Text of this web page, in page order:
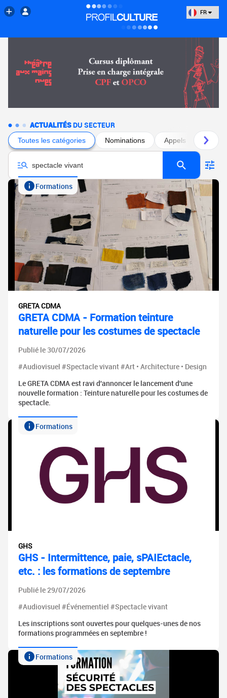
FR
ACTUALITÉS DU SECTEUR
Toutes les catégories Nominations Appels à projets
Formations
GRETA CDMA
GRETA CDMA - Formation teinture
naturelle pour les costumes de spectacle
Publié le 30/07/2026
#Audiovisuel #Spectacle vivant #Art • Architecture • Design
Le GRETA CDMA est ravi d'annoncer le lancement d'une
nouvelle formation : Teinture naturelle pour les costumes de
spectacle.
Formations
GHS
GHS - Intermittence, paie, sPAIEctacle,
etc. : les formations de septembre
Publié le 29/07/2026
#Audiovisuel #Événementiel #Spectacle vivant
Les inscriptions sont ouvertes pour quelques-unes de nos
formations programmées en septembre !
Formations